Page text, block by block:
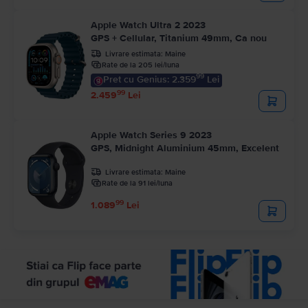
Apple Watch Ultra 2 2023
GPS + Cellular, Titanium 49mm, Ca nou
Livrare estimata: Maine
Rate de la 205 lei/luna
Pret cu Genius: 2.35999 Lei
2.45999 Lei
Apple Watch Series 9 2023
GPS, Midnight Aluminium 45mm, Excelent
Livrare estimata: Maine
Rate de la 91 lei/luna
1.08999 Lei